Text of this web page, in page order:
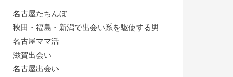
名古屋たちんぼ
秋田・福島・新潟で出会い系を駆使する男
名古屋ママ活
滋賀出会い
名古屋出会い